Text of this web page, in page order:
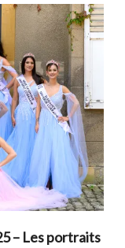
– Les portraits